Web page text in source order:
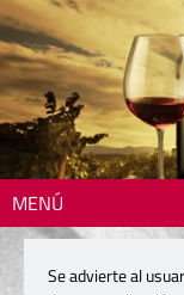
MENÚ
Se advierte al